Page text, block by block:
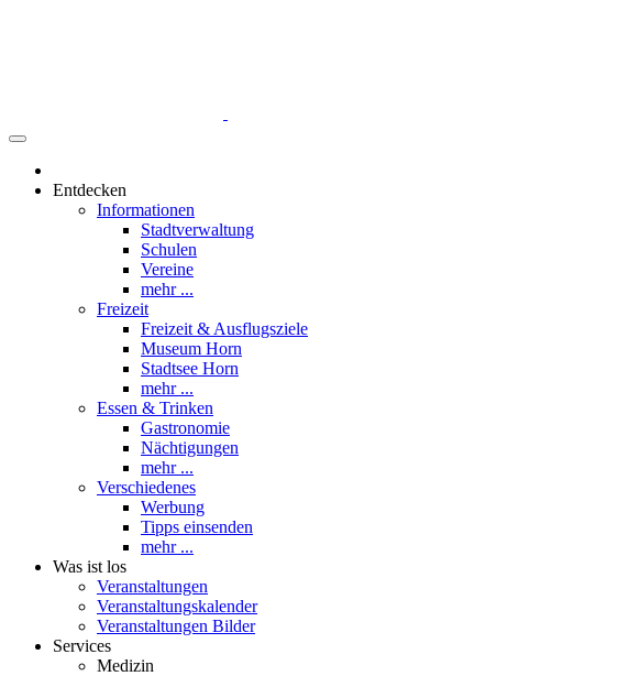
Entdecken
Informationen
Stadtverwaltung
Schulen
Vereine
mehr ...
Freizeit
Freizeit & Ausflugsziele
Museum Horn
Stadtsee Horn
mehr ...
Essen & Trinken
Gastronomie
Nächtigungen
mehr ...
Verschiedenes
Werbung
Tipps einsenden
mehr ...
Was ist los
Veranstaltungen
Veranstaltungskalender
Veranstaltungen Bilder
Services
Medizin